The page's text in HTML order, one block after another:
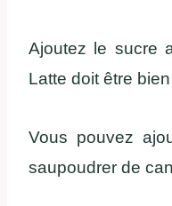
Ajoutez le sucre
Latte doit être
Vous pouvez
saupoudrer de